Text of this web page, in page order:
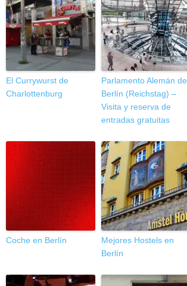
El Currywurst de
Charlottenburg
Parlamento Alemán de
Berlín (Reichstag) –
Visita y reserva de
entradas gratuitas
Coche en Berlín
Mejores Hostels en
Berlín